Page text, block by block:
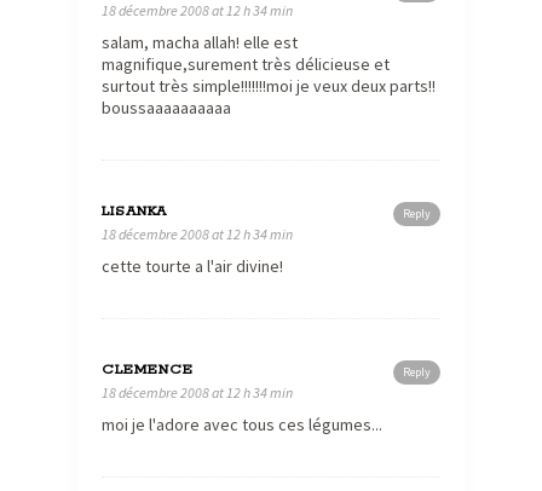
18 décembre 2008 at 12 h 34 min
salam, macha allah! elle est
magnifique,surement très délicieuse et
surtout très simple!!!!!!!moi je veux deux parts!!
boussaaaaaaaaaa
Reply
LISANKA
18 décembre 2008 at 12 h 34 min
cette tourte a l'air divine!
Reply
CLEMENCE
18 décembre 2008 at 12 h 34 min
moi je l'adore avec tous ces légumes...